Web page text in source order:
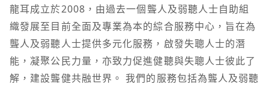
龍耳成立於2008，由過去一個聾人及弱聽人士自助組
織發展至目前全面及專業為本的綜合服務中心，旨在為
聾人及弱聽人士提供多元化服務，啟發失聰人士的潛
能，凝聚公民力量，亦致力促進健聽與失聰人士彼此了
解，建設聾健共融世界。 我們的服務包括為聾人及弱聽